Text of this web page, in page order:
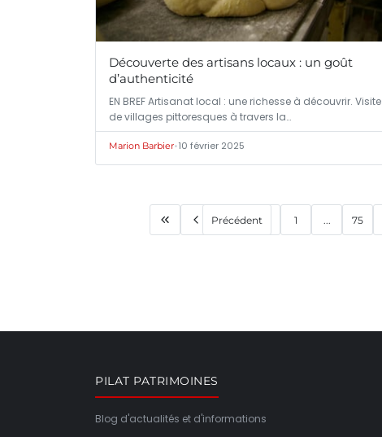
Découverte des artisans locaux : un goût
d’authenticité
EN BREF Artisanat local : une richesse à découvrir. Visite
de villages pittoresques à travers la…
Marion Barbier•10 février 2025
Précédent 1 ... 75
PILAT PATRIMOINES
Blog d'actualités et d'informations